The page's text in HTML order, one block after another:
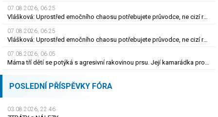
07.08.2026, 06.25
Vlášková: Uprostřed emočního chaosu potřebujete průvodce, ne cizí rozhodnutí
07.08.2026, 06.25
Vlášková: Uprostřed emočního chaosu potřebujete průvodce, ne cizí rozhodnutí
07.08.2026, 06.05
POSLEDNÍ PŘÍSPĚVKY FÓRA
03.08.2026, 22.46